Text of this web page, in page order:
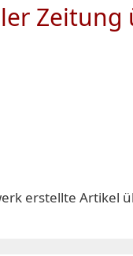
Zeitung
erstellte Artikel